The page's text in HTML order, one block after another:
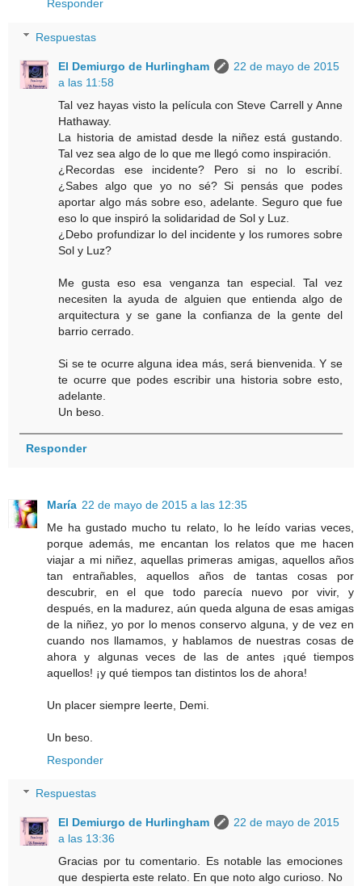
Responder
Respuestas
El Demiurgo de Hurlingham
22 de mayo de 2015
a las 11:58
Tal vez hayas visto la película con Steve Carrell y Anne
Hathaway.
La historia de amistad desde la niñez está gustando.
Tal vez sea algo de lo que me llegó como inspiración.
¿Recordas ese incidente? Pero si no lo escribí.
¿Sabes algo que yo no sé? Si pensás que podes
aportar algo más sobre eso, adelante. Seguro que fue
eso lo que inspiró la solidaridad de Sol y Luz.
¿Debo profundizar lo del incidente y los rumores sobre
Sol y Luz?
Me gusta eso esa venganza tan especial. Tal vez
necesiten la ayuda de alguien que entienda algo de
arquitectura y se gane la confianza de la gente del
barrio cerrado.
Si se te ocurre alguna idea más, será bienvenida. Y se
te ocurre que podes escribir una historia sobre esto,
adelante.
Un beso.
Responder
María 22 de mayo de 2015 a las 12:35
Me ha gustado mucho tu relato, lo he leído varias veces,
porque además, me encantan los relatos que me hacen
viajar a mi niñez, aquellas primeras amigas, aquellos años
tan entrañables, aquellos años de tantas cosas por
descubrir, en el que todo parecía nuevo por vivir, y
después, en la madurez, aún queda alguna de esas amigas
de la niñez, yo por lo menos conservo alguna, y de vez en
cuando nos llamamos, y hablamos de nuestras cosas de
ahora y algunas veces de las de antes ¡qué tiempos
aquellos! ¡y qué tiempos tan distintos los de ahora!
Un placer siempre leerte, Demi.
Un beso.
Responder
Respuestas
El Demiurgo de Hurlingham
22 de mayo de 2015
a las 13:36
Gracias por tu comentario. Es notable las emociones
que despierta este relato. En que noto algo curioso. No